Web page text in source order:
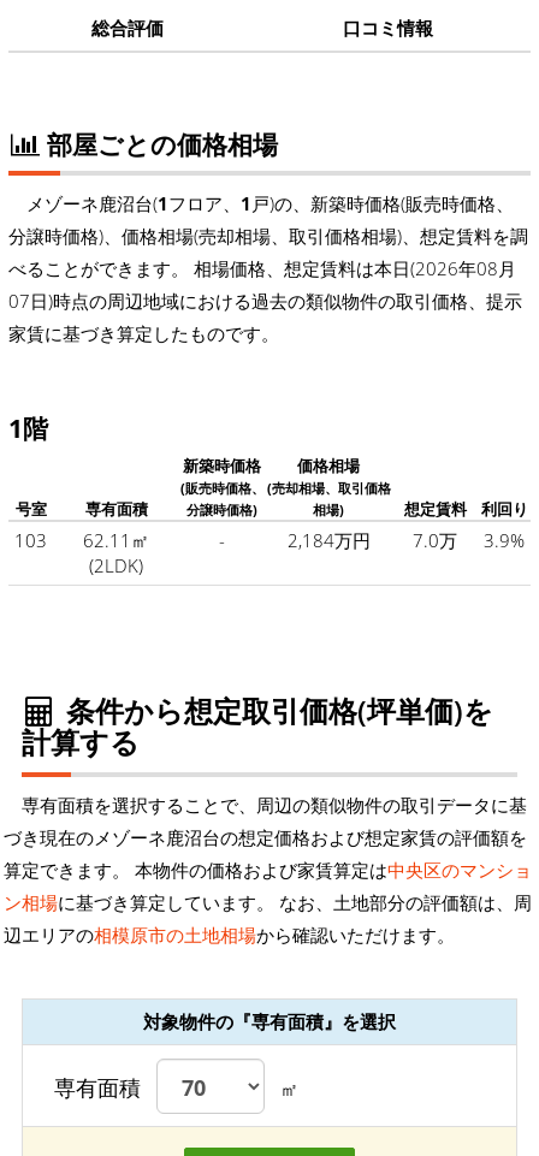
総合評価 口コミ情報
部屋ごとの価格相場
メゾーネ鹿沼台(1フロア、 1 戸)の、新築時価格(販売時価格、
分譲時価格)、価格相場(売却相場、取引価格相場)、想定賃料を調
べることができます。 相場価格、想定賃料は本日(2026年08月
07日)時点の周辺地域における過去の類似物件の取引価格、提示
家賃に基づき算定したものです。
1階
号室 専有面積
新築時価格
(販売時価格、
分譲時価格)
価格相場
(売却相場、取引価格
相場)
想定賃料 利回り
103
62.11㎡
(2LDK)
- 2,184万円 7.0万 3.9%
条件から想定取引価格(坪単価)を
計算する
専有面積を選択することで、周辺の類似物件の取引データに基
づき現在のメゾーネ鹿沼台の想定価格および想定家賃の評価額を
算定できます。 本物件の価格および家賃算定は中央区のマンショ
ン相場に基づき算定しています。 なお、土地部分の評価額は、周
辺エリアの相模原市の土地相場から確認いただけます。
対象物件の『専有面積』を選択
専有面積 ㎡